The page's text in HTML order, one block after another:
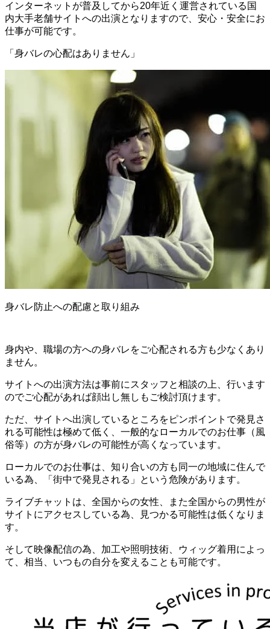
インターネットが普及してから20年近く運営されている国
内大手老舗サイトへの出演となりますので、安心・安全にお
仕事が可能です。
「身バレの心配はありません」
身バレ防止への配慮と取り組み
身内や、職場の方への身バレをご心配される方も少なくあり
ません。
サイトへの出演方法は事前にスタッフと相談の上、行います
のでご心配があれば顔出し無しもご検討頂けます。
ただ、サイトへ出演しているところをピンポイントで発見さ
れる可能性は極めて低く、一般的なローカルでのお仕事（風
俗等）の方が身バレの可能性が高くなっています。
ローカルでのお仕事は、知り合いの方も同一の地域に住んで
いる為、「街中で発見される」という危険があります。
ライブチャットは、全国からの女性、また全国からの男性が
サイトにアクセスしている為、見つかる可能性は低くなりま
す。
そして映像配信の為、加工や照明技術、ウィッグ着用によっ
て、相当、いつもの自分を変えることも可能です。